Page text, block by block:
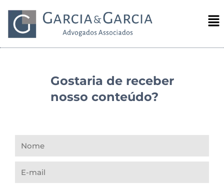
Gostaria de receber
nosso conteúdo?